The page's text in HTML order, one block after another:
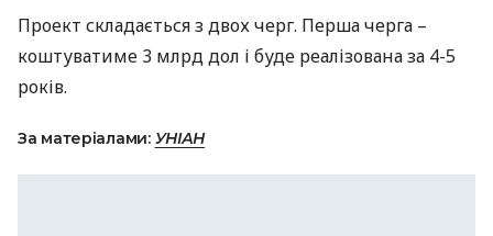
Проект складається з двох черг. Перша черга –
коштуватиме 3 млрд дол і буде реалізована за 4-5
років.
За матеріалами: УНІАН